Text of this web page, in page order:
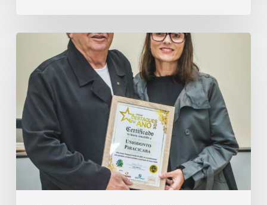
Piracicaba
reconhecida